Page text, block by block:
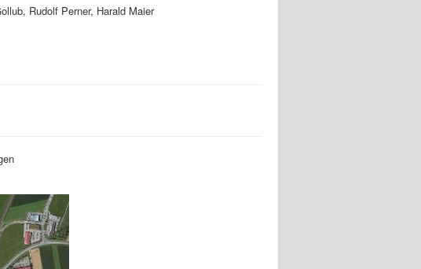
Rudolf Perner, Harald Maier